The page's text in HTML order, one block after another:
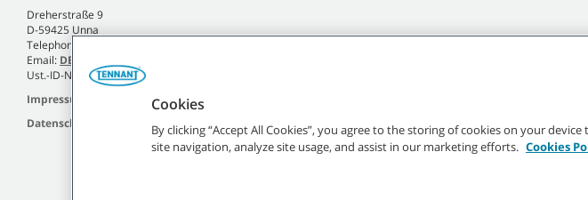
Dreherstraße 9
D-59425 Unna
Telephone +49 (0)2303 2580-0
Email: DE.Info@tennantco.com
Ust.-ID-Nr. DE120810935
Impressum
Datenschutzrichtlinie
Cookies
By clicking “Accept All Cookies”, you agree to the storing of cookies on your device
site navigation, analyze site usage, and assist in our marketing efforts. Cookies